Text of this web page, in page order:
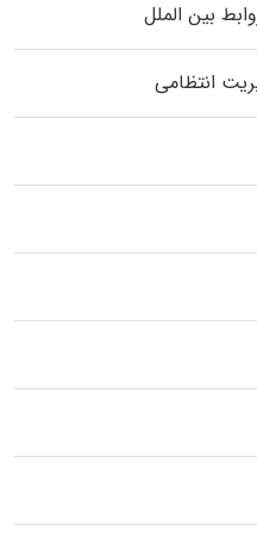
بین الملل
انتظامی